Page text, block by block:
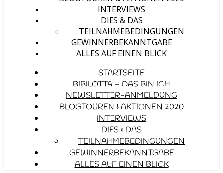
INTERVIEWS
DIES & DAS
TEILNAHMEBEDINGUNGEN
GEWINNERBEKANNTGABE
ALLES AUF EINEN BLICK
STARTSEITE
BIBILOTTA – DAS BIN ICH
NEWSLETTER-ANMELDUNG
BLOGTOUREN & AKTIONEN 2020
INTERVIEWS
DIES & DAS
TEILNAHMEBEDINGUNGEN
GEWINNERBEKANNTGABE
ALLES AUF EINEN BLICK